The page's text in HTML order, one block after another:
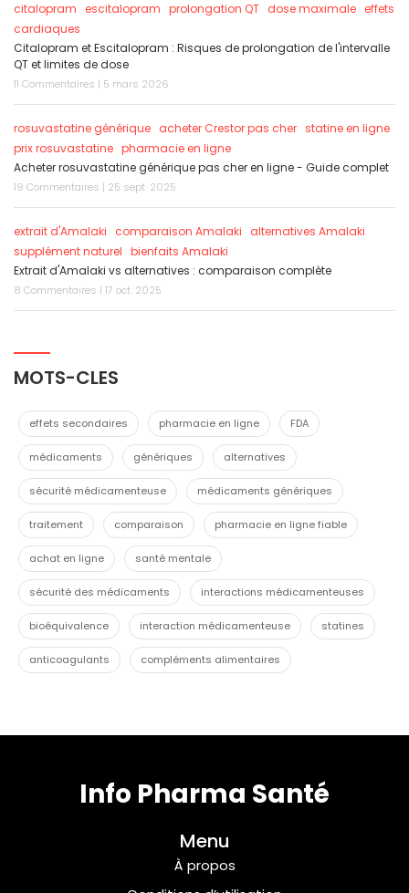
citalopram escitalopram prolongation QT dose maximale effets
cardiaques
Citalopram et Escitalopram : Risques de prolongation de l'intervalle
QT et limites de dose
11 Commentaires | 5 mars 2026
rosuvastatine générique acheter Crestor pas cher statine en ligne
prix rosuvastatine pharmacie en ligne
Acheter rosuvastatine générique pas cher en ligne - Guide complet
19 Commentaires | 25 sept. 2025
extrait d'Amalaki comparaison Amalaki
alternatives Amalaki
supplément naturel bienfaits Amalaki
Extrait d'Amalaki vs alternatives : comparaison complète
8 Commentaires | 17 oct. 2025
MOTS-CLES
effets secondaires pharmacie en ligne FDA
médicaments génériques alternatives
sécurité médicamenteuse médicaments génériques
traitement comparaison pharmacie en ligne fiable
achat en ligne santé mentale
sécurité des médicaments interactions médicamenteuses
bioéquivalence interaction médicamenteuse statines
anticoagulants compléments alimentaires
Info Pharma Santé
Menu
À propos